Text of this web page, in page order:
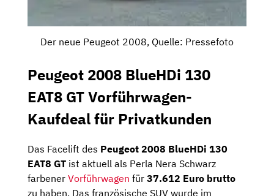
Der neue Peugeot 2008, Quelle: Pressefoto
Peugeot 2008 BlueHDi 130
EAT8 GT Vorführwagen-
Kaufdeal für Privatkunden
Das Facelift des Peugeot 2008 BlueHDi 130
EAT8 GT ist aktuell als Perla Nera Schwarz
farbener Vorführwagen für 37.612 Euro brutto
zu haben. Das französische SUV wurde im